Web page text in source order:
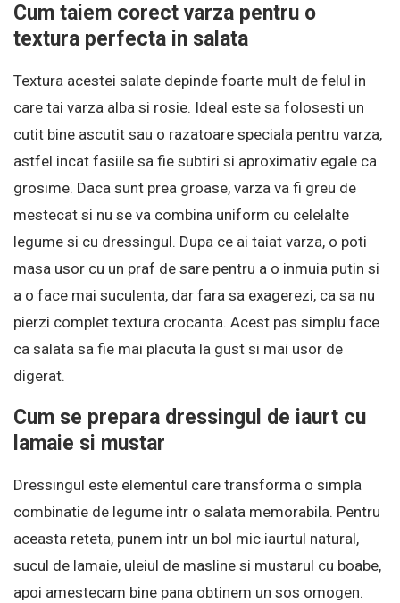
Cum taiem corect varza pentru o
textura perfecta in salata
Textura acestei salate depinde foarte mult de felul in
care tai varza alba si rosie. Ideal este sa folosesti un
cutit bine ascutit sau o razatoare speciala pentru varza,
astfel incat fasiile sa fie subtiri si aproximativ egale ca
grosime. Daca sunt prea groase, varza va fi greu de
mestecat si nu se va combina uniform cu celelalte
legume si cu dressingul. Dupa ce ai taiat varza, o poti
masa usor cu un praf de sare pentru a o inmuia putin si
a o face mai suculenta, dar fara sa exagerezi, ca sa nu
pierzi complet textura crocanta. Acest pas simplu face
ca salata sa fie mai placuta la gust si mai usor de
digerat.
Cum se prepara dressingul de iaurt cu
lamaie si mustar
Dressingul este elementul care transforma o simpla
combinatie de legume intr o salata memorabila. Pentru
aceasta reteta, punem intr un bol mic iaurtul natural,
sucul de lamaie, uleiul de masline si mustarul cu boabe,
apoi amestecam bine pana obtinem un sos omogen.